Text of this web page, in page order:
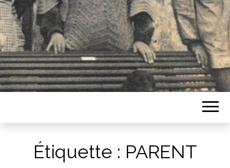
Étiquette : PARENT